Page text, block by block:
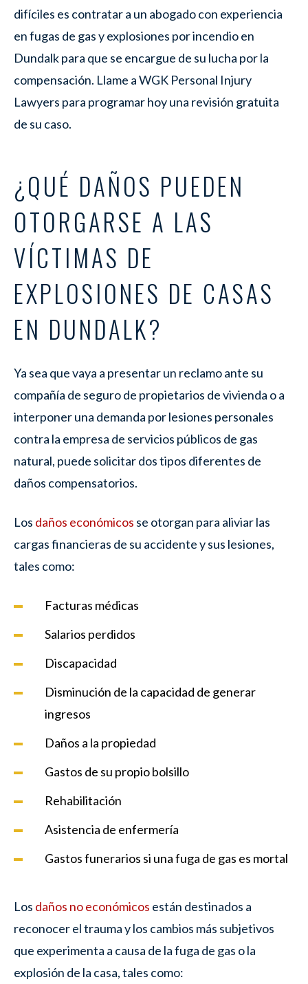
difíciles es contratar a un abogado con experiencia
en fugas de gas y explosiones por incendio en
Dundalk para que se encargue de su lucha por la
compensación. Llame a WGK Personal Injury
Lawyers para programar hoy una revisión gratuita
de su caso.
¿QUÉ DAÑOS PUEDEN
OTORGARSE A LAS
VÍCTIMAS DE
EXPLOSIONES DE CASAS
EN DUNDALK?
Ya sea que vaya a presentar un reclamo ante su
compañía de seguro de propietarios de vivienda o a
interponer una demanda por lesiones personales
contra la empresa de servicios públicos de gas
natural, puede solicitar dos tipos diferentes de
daños compensatorios.
Los daños económicos se otorgan para aliviar las
cargas financieras de su accidente y sus lesiones,
tales como:
Facturas médicas
Salarios perdidos
Discapacidad
Disminución de la capacidad de generar
ingresos
Daños a la propiedad
Gastos de su propio bolsillo
Rehabilitación
Asistencia de enfermería
Gastos funerarios si una fuga de gas es mortal
Los daños no económicos están destinados a
reconocer el trauma y los cambios más subjetivos
que experimenta a causa de la fuga de gas o la
explosión de la casa, tales como: